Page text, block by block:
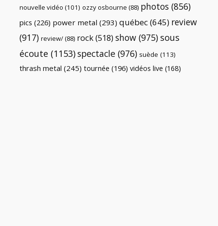
nouvelle vidéo (101) ozzy osbourne (88) photos (856)
pics (226) power metal (293) québec(645) review
(917) review/(88) rock(518) show (975) sous
écoute (1153)spectacle (976) suède (113)
thrash metal (245) tournée (196) vidéos live (168)